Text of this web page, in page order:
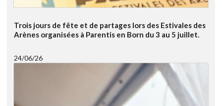
Trois jours de fête et de partages lors des Estivales des
Arènes organisées à Parentis en Born du 3 au 5 juillet.
24/06/26